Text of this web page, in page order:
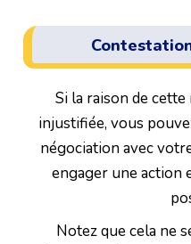
Si la raison de
injustifiée, vous
négociation avec
engager une action
Notez que cela ne